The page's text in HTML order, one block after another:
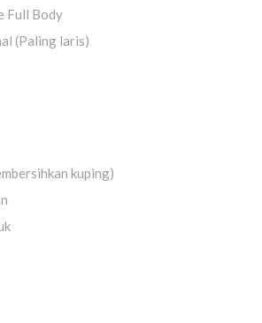
Full Body
(Paling laris)
kuping)